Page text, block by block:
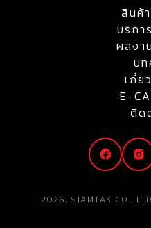
สินค้
บริกา
ผลงา
บท
เกี่ย
E-
ติด
2026, SIAMTAK CO.,